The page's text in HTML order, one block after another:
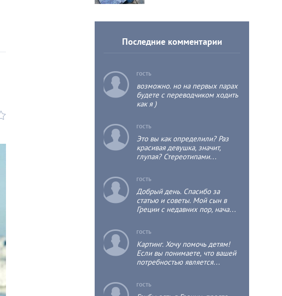
Последние комментарии
c ГОСТЬ
возможно. но на первых парах
будете с переводчиком ходить
как я )
c ГОСТЬ
Это вы как определили? Раз
красивая девушка, значит,
глупая? Стереотипами
c ГОСТЬ
Добрый день. Спасибо за
статью и советы. Мой сын в
Греции с недавних пор, начал
c ГОСТЬ
Картинг. Хочу помочь детям!
Если вы понимаете, что вашей
потребностью является
статью. К вам обратились за
ГОСТЬ